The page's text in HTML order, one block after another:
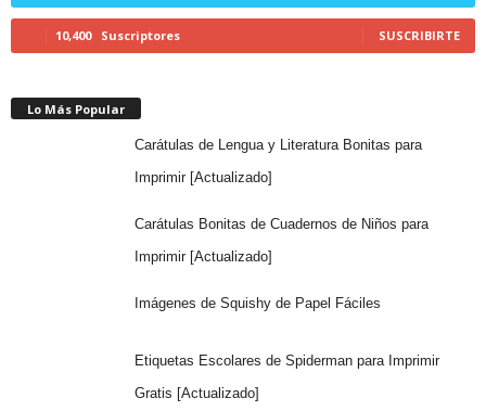
10,400 Suscriptores SUSCRIBIRTE
Lo Más Popular
Carátulas de Lengua y Literatura Bonitas para
Imprimir [Actualizado]
Carátulas Bonitas de Cuadernos de Niños para
Imprimir [Actualizado]
Imágenes de Squishy de Papel Fáciles
Etiquetas Escolares de Spiderman para Imprimir
Gratis [Actualizado]